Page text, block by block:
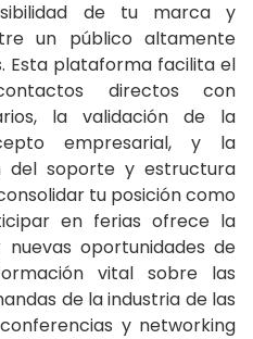
de tu marca y
un público altamente
Esta plataforma facilita el
directos con
la validación de la
empresarial, y la
del soporte y estructura
tu posición como
en ferias ofrece la
oportunidades de
vital sobre las
de la industria de las
y networking